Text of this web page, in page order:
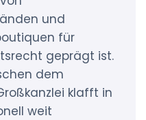
und
für
geprägt ist.
dem
klafft in
weit